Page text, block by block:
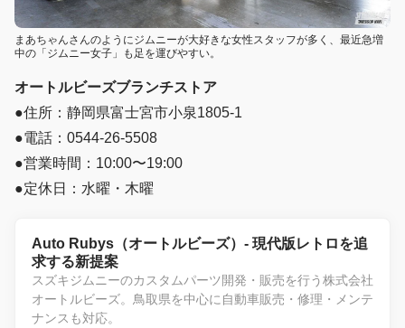
まあちゃんさんのようにジムニーが大好きな女性スタッフが多く、最近急増
中の「ジムニー女子」も足を運びやすい。
オートルビーズブランチストア
●住所：静岡県富士宮市小泉1805-1
●電話：0544-26-5508
●営業時間：10:00〜19:00
●定休日：水曜・木曜
Auto Rubys（オートルビーズ）- 現代版レトロを追
求する新提案
スズキジムニーのカスタムパーツ開発・販売を行う株式会社
オートルビーズ。鳥取県を中心に自動車販売・修理・メンテ
ナンスも対応。